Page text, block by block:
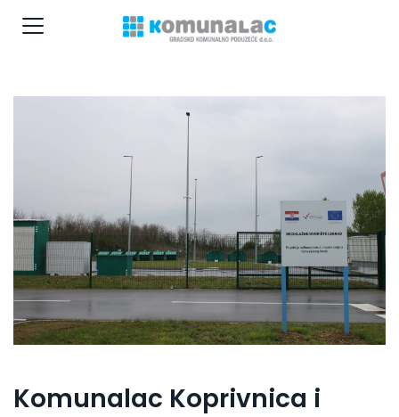
Komunalac Koprivnica i